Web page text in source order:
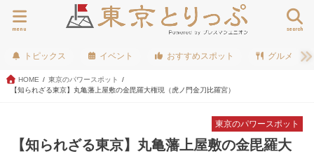
search
menu
トピックス イベント おすすめスポット グルメ
HOME
東京のパワースポット
【知られざる東京】丸亀藩上屋敷の金毘羅大権現（虎ノ門金刀比羅宮）
東京のパワースポット
【知られざる東京】丸亀藩上屋敷の金毘羅大